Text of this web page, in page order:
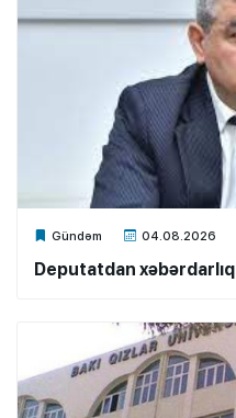
Gündəm 04.08.2026
Xalq.Online
Deputatdan xəbərdarlıq